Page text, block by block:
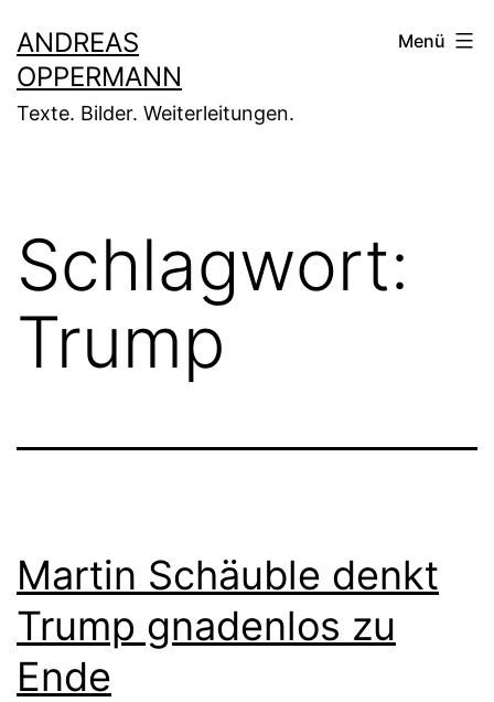
Inhalt
springen
ANDREAS
OPPERMANN
Texte. Bilder. Weiterleitungen.
Menü
Schlagwort:
Trump
Martin Schäuble denkt
Trump gnadenlos zu
Ende